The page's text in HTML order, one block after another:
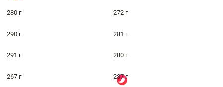
280 г 272 г
290 г 281 г
291 г 280 г
267 г 237 г